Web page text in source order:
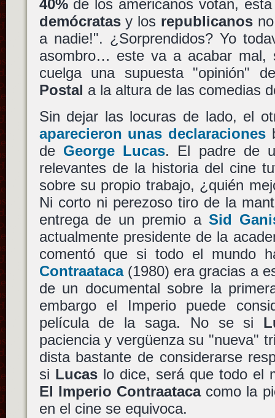
40%de los americanos votan,
demócratasy los republicanos
a nadie!". ¿Sorprendidos? Yo
asombro… este va a acabar mal,
cuelga una supuesta "opinión"
Postal a la altura de las comedias
Sin dejar las locuras de lado, el
aparecieron unas declaraciones
de George Lucas. El padre de
relevantes de la historia del cine
sobre su propio trabajo, ¿quién
Ni corto ni perezoso tiro de la
entrega de un premio aSid
actualmente presidente de la
comentó que si todo el mundo
Contraataca(1980) era gracias a
de un documental sobre la
embargo el Imperio puede
película de la saga. No se si
paciencia y vergüenza su "nueva"
dista bastante de considerarse
si Lucaslo dice, será que todo el
El Imperio Contraatacacomo la
en el cine se equivoca.